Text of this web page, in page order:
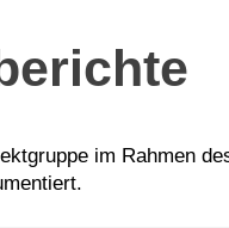
im Rahmen